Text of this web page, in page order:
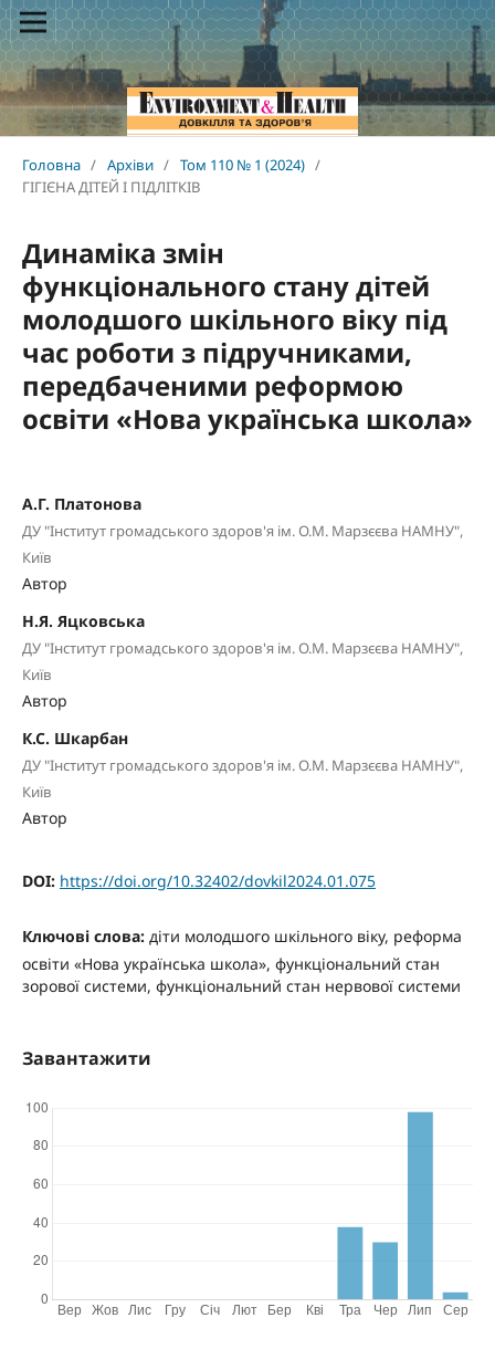
Головна / Архіви / Том 110 № 1 (2024) /
ГІГІЄНА ДІТЕЙ І ПІДЛІТКІВ
Динаміка змін
функціонального стану дітей
молодшого шкільного віку під
час роботи з підручниками,
передбаченими реформою
освіти «Нова українська школа»
А.Г. Платонова
ДУ "Інститут громадського здоров'я ім. О.М. Марзєєва НАМНУ",
Київ
Автор
Н.Я. Яцковська
ДУ "Інститут громадського здоров'я ім. О.М. Марзєєва НАМНУ",
Київ
Автор
К.С. Шкарбан
ДУ "Інститут громадського здоров'я ім. О.М. Марзєєва НАМНУ",
Київ
Автор
DOI: https://doi.org/10.32402/dovkil2024.01.075
Ключові слова: діти молодшого шкільного віку, реформа
освіти «Нова українська школа», функціональний стан
зорової системи, функціональний стан нервової системи
Завантажити